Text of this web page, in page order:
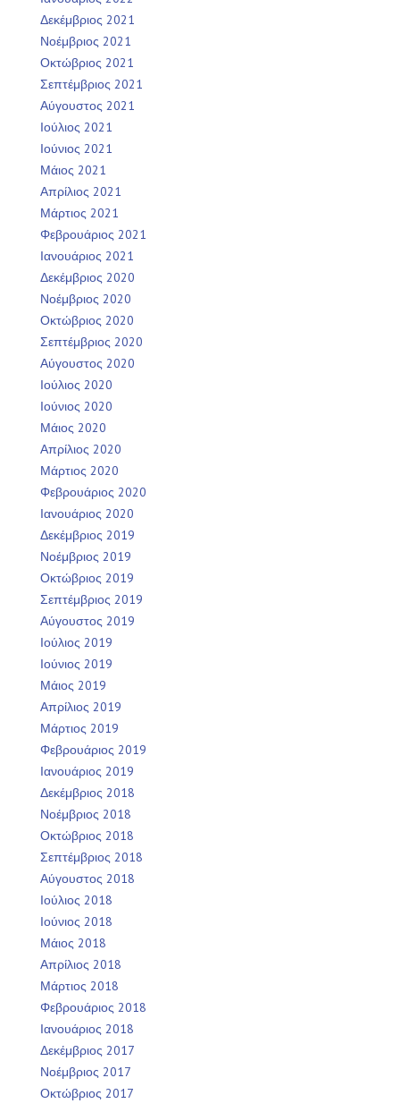
Δεκέμβριος 2021
Νοέμβριος 2021
Οκτώβριος 2021
Σεπτέμβριος 2021
Αύγουστος 2021
Ιούλιος 2021
Ιούνιος 2021
Μάιος 2021
Απρίλιος 2021
Μάρτιος 2021
Φεβρουάριος 2021
Ιανουάριος 2021
Δεκέμβριος 2020
Νοέμβριος 2020
Οκτώβριος 2020
Σεπτέμβριος 2020
Αύγουστος 2020
Ιούλιος 2020
Ιούνιος 2020
Μάιος 2020
Απρίλιος 2020
Μάρτιος 2020
Φεβρουάριος 2020
Ιανουάριος 2020
Δεκέμβριος 2019
Νοέμβριος 2019
Οκτώβριος 2019
Σεπτέμβριος 2019
Αύγουστος 2019
Ιούλιος 2019
Ιούνιος 2019
Μάιος 2019
Απρίλιος 2019
Μάρτιος 2019
Φεβρουάριος 2019
Ιανουάριος 2019
Δεκέμβριος 2018
Νοέμβριος 2018
Οκτώβριος 2018
Σεπτέμβριος 2018
Αύγουστος 2018
Ιούλιος 2018
Ιούνιος 2018
Μάιος 2018
Απρίλιος 2018
Μάρτιος 2018
Φεβρουάριος 2018
Ιανουάριος 2018
Δεκέμβριος 2017
Νοέμβριος 2017
Οκτώβριος 2017